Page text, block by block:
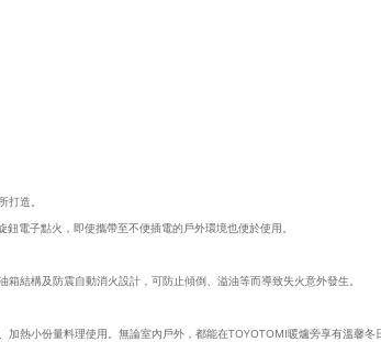
造。
電子點火，即使攜帶至不便插電的戶外環境也便於使用。
結構及防震自動消火設計，可防止傾倒、溢油等而導致失火意外發生。
熱小份量料理使用。無論室內戶外，都能在TOYOTOMI暖爐旁享有溫馨冬